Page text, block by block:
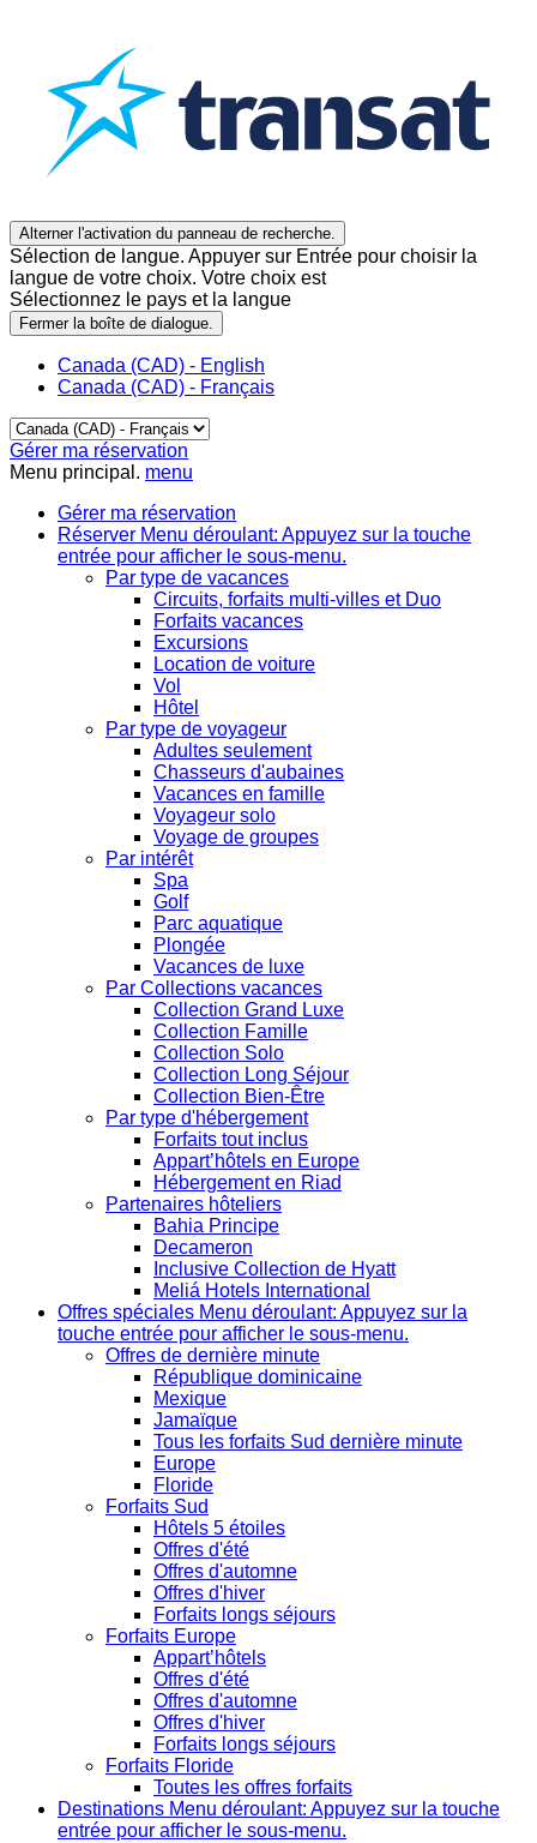
Alterner l'activation du panneau de recherche.
Sélection de langue. Appuyer sur Entrée pour choisir la
langue de votre choix. Votre choix est
Sélectionnez le pays et la langue
Fermer la boîte de dialogue.
Canada (CAD) - English
Canada (CAD) - Français
Gérer ma réservation
Menu principal. menu
Gérer ma réservation
Réserver Menu déroulant: Appuyez sur la touche
entrée pour afficher le sous-menu.
Par type de vacances
Circuits, forfaits multi-villes et Duo
Forfaits vacances
Excursions
Location de voiture
Vol
Hôtel
Par type de voyageur
Adultes seulement
Chasseurs d'aubaines
Vacances en famille
Voyageur solo
Voyage de groupes
Par intérêt
Spa
Golf
Parc aquatique
Plongée
Vacances de luxe
Par Collections vacances
Collection Grand Luxe
Collection Famille
Collection Solo
Collection Long Séjour
Collection Bien-Être
Par type d'hébergement
Forfaits tout inclus
Appart’hôtels en Europe
Hébergement en Riad
Partenaires hôteliers
Bahia Principe
Decameron
Inclusive Collection de Hyatt
Meliá Hotels International
Offres spéciales Menu déroulant: Appuyez sur la
touche entrée pour afficher le sous-menu.
Offres de dernière minute
République dominicaine
Mexique
Jamaïque
Tous les forfaits Sud dernière minute
Europe
Floride
Forfaits Sud
Hôtels 5 étoiles
Offres d'été
Offres d'automne
Offres d'hiver
Forfaits longs séjours
Forfaits Europe
Appart’hôtels
Offres d'été
Offres d'automne
Offres d'hiver
Forfaits longs séjours
Forfaits Floride
Toutes les offres forfaits
Destinations Menu déroulant: Appuyez sur la touche
entrée pour afficher le sous-menu.